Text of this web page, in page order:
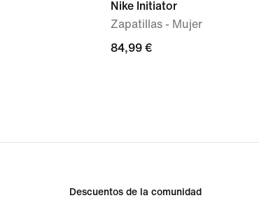
Nike Initiator
Zapatillas - Mujer
84,99 €
84,99 €
Descuentos de la comunidad